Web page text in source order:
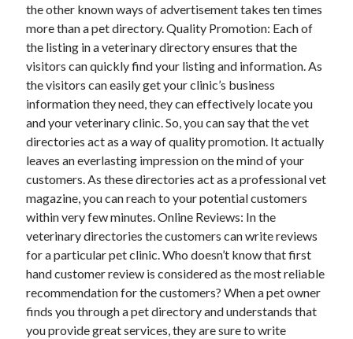
the other known ways of advertisement takes ten times
more than a pet directory. Quality Promotion: Each of
the listing in a veterinary directory ensures that the
visitors can quickly find your listing and information. As
the visitors can easily get your clinic’s business
information they need, they can effectively locate you
and your veterinary clinic. So, you can say that the vet
directories act as a way of quality promotion. It actually
leaves an everlasting impression on the mind of your
customers. As these directories act as a professional vet
magazine, you can reach to your potential customers
within very few minutes. Online Reviews: In the
veterinary directories the customers can write reviews
for a particular pet clinic. Who doesn’t know that first
hand customer review is considered as the most reliable
recommendation for the customers? When a pet owner
finds you through a pet directory and understands that
you provide great services, they are sure to write